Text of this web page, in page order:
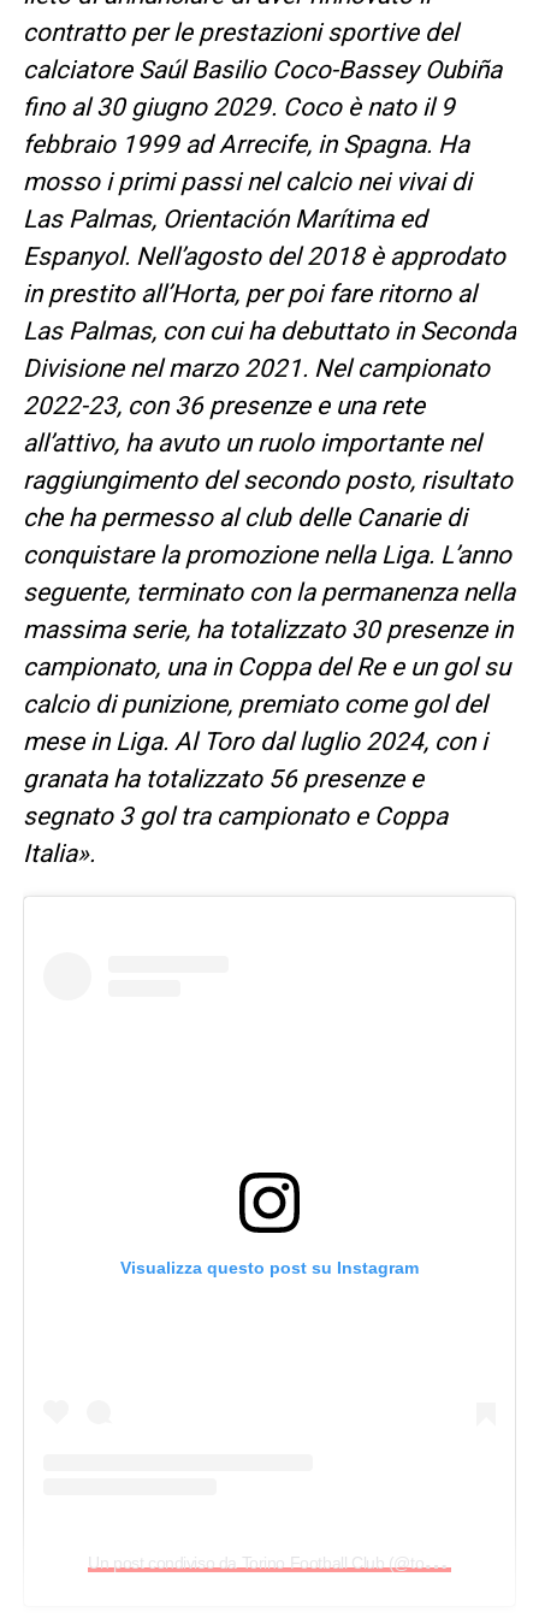
contratto per le prestazioni sportive del
calciatore Saúl Basilio Coco-Bassey Oubiña
fino al 30 giugno 2029. Coco è nato il 9
febbraio 1999 ad Arrecife, in Spagna. Ha
mosso i primi passi nel calcio nei vivai di
Las Palmas, Orientación Marítima ed
Espanyol. Nell’agosto del 2018 è approdato
in prestito all’Horta, per poi fare ritorno al
Las Palmas, con cui ha debuttato in Seconda
Divisione nel marzo 2021. Nel campionato
2022-23, con 36 presenze e una rete
all’attivo, ha avuto un ruolo importante nel
raggiungimento del secondo posto, risultato
che ha permesso al club delle Canarie di
conquistare la promozione nella Liga. L’anno
seguente, terminato con la permanenza nella
massima serie, ha totalizzato 30 presenze in
campionato, una in Coppa del Re e un gol su
calcio di punizione, premiato come gol del
mese in Liga. Al Toro dal luglio 2024, con i
granata ha totalizzato 56 presenze e
segnato 3 gol tra campionato e Coppa
Italia».
Visualizza questo post su Instagram
U
n post condiviso da Torino Football Club (@torinofc1906)